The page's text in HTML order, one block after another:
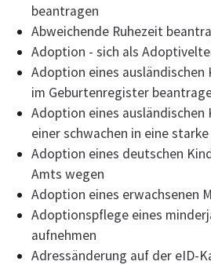
beantragen
Abweichende Ruhezeit
Adoption - sich als
Adoption eines ausländischen
im Geburtenregister
Adoption eines ausländischen
einer schwachen in eine
Adoption eines deutschen
Amts wegen
Adoption eines erwachsenen
Adoptionspflege eines
aufnehmen
Adressänderung auf der eID-